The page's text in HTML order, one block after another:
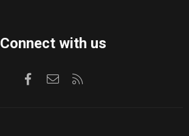
Connect with us
FacebookKontaktirajte nas